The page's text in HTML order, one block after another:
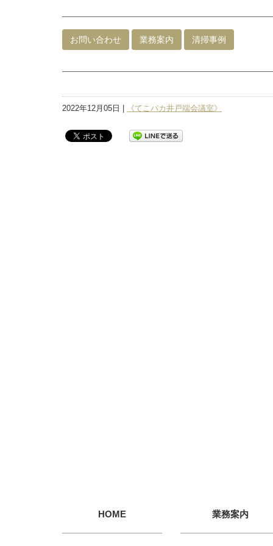
お問い合わせ 業務案内 清掃事例
2022年12月05日 | 《てこパカ井戸端会議室》
HOME 業務案内